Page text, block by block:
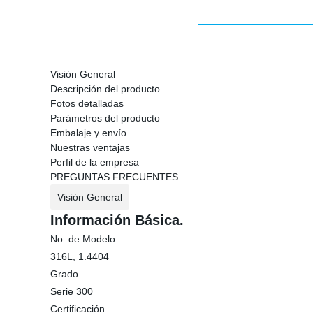
Visión General
Descripción del producto
Fotos detalladas
Parámetros del producto
Embalaje y envío
Nuestras ventajas
Perfil de la empresa
PREGUNTAS FRECUENTES
Visión General
Información Básica.
No. de Modelo.
316L, 1.4404
Grado
Serie 300
Certificación